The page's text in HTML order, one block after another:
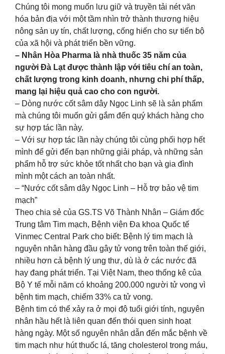
Chúng tôi mong muốn lưu giữ và truyền tải nét văn
hóa bản địa với một tầm nhìn trở thành thương hiệu
nông sản uy tín, chất lượng, cống hiến cho sự tiến bộ
của xã hội và phát triển bền vững.
– Nhân Hòa Pharma là nhà thuốc 35 năm của
người Đà Lạt được thành lập với tiêu chí an toàn,
chất lượng trong kinh doanh, nhưng chi phí thấp,
mang lại hiệu quả cao cho con người.
– Dòng nước cốt sâm dây Ngọc Linh sẽ là sản phẩm
mà chúng tôi muốn gửi gắm đến quý khách hàng cho
sự hợp tác lần này.
– Với sự hợp tác lần này chúng tôi cùng phối hợp hết
mình để gửi đến bạn những giải pháp, và những sản
phẩm hỗ trợ sức khỏe tốt nhất cho bạn và gia đình
mình một cách an toàn nhất.
– “Nước cốt sâm dây Ngọc Linh – Hỗ trợ bảo vệ tim
mạch”
Theo chia sẻ của GS.TS Võ Thành Nhân – Giám đốc
Trung tâm Tim mạch, Bệnh viện Đa khoa Quốc tế
Vinmec Central Park cho biết: Bệnh lý tim mạch là
nguyên nhân hàng đầu gây tử vong trên toàn thế giới,
nhiều hơn cả bệnh lý ung thư, dù là ở các nước đã
hay đang phát triển. Tại Việt Nam, theo thống kê của
Bộ Y tế mỗi năm có khoảng 200.000 người tử vong vì
bệnh tim mạch, chiếm 33% ca tử vong.
Bệnh tim có thể xảy ra ở mọi độ tuổi giới tính, nguyên
nhân hầu hết là liên quan đến thói quen sinh hoạt
hàng ngày. Một số nguyên nhân dẫn đến mắc bệnh về
tim mạch như hút thuốc lá, tăng cholesterol trong máu,